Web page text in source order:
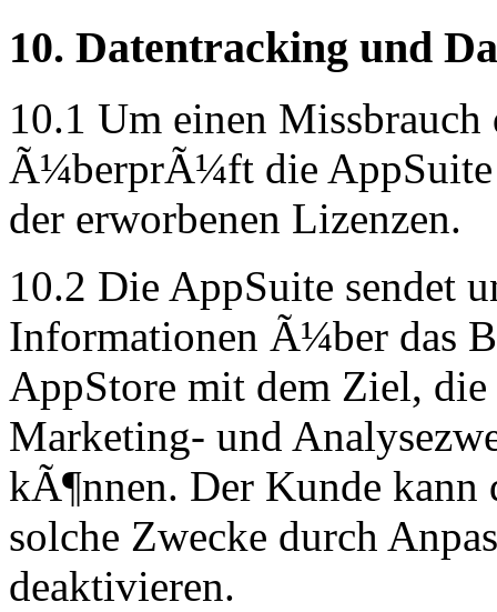
10. Datentracking und
10.1 Um einen
Ã¼berprÃ¼ft die
der erworbenen Lizenzen.
10.2 Die AppSuite sendet
Informationen Ã¼ber das
AppStore mit dem Ziel,
Marketing- und
kÃ¶nnen. Der Kunde
solche Zwecke durch
deaktivieren.